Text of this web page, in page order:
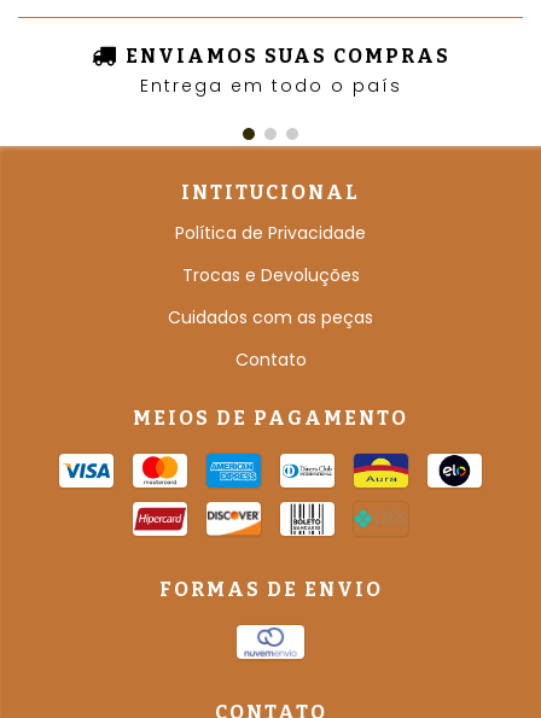
ENVIAMOS SUAS COMPRAS
Entrega em todo o país
INTITUCIONAL
Política de Privacidade
Trocas e Devoluções
Cuidados com as peças
Contato
MEIOS DE PAGAMENTO
FORMAS DE ENVIO
CONTATO